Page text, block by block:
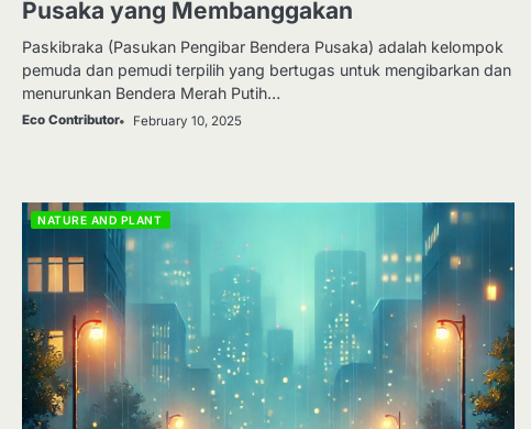
Pusaka yang Membanggakan
Paskibraka (Pasukan Pengibar Bendera Pusaka) adalah kelompok
pemuda dan pemudi terpilih yang bertugas untuk mengibarkan dan
menurunkan Bendera Merah Putih…
Eco Contributor February 10, 2025
NATURE AND PLANT